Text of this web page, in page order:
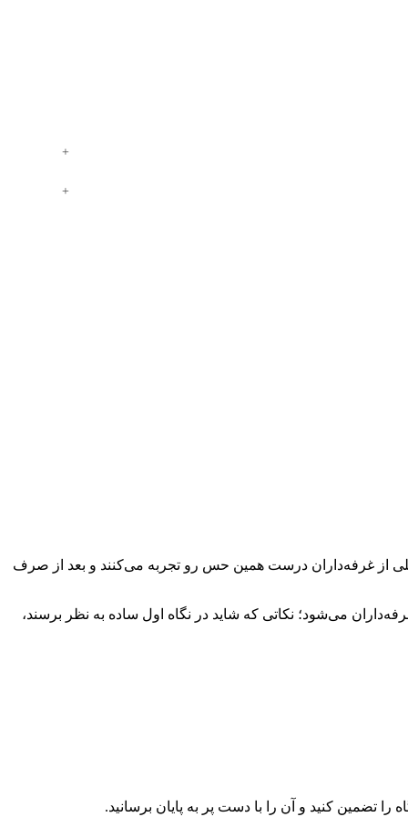
خیلی از غرفه‌داران درست همین حس رو تجربه می‌کنند و بعد از صرف
می‌شود؛ نکاتی که شاید در نگاه اول ساده به نظر برسند،
تضمین کنید و آن را با دست پر به پایان برسانید.